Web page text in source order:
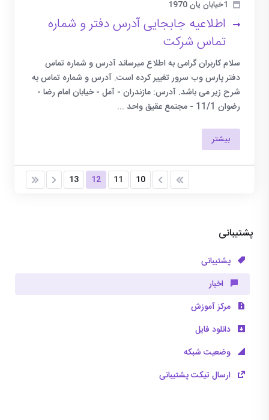
پشتیبانی
پشتیبانی
اخبار
مرکز آموزش
دانلود فایل
وضعیت شبکه
ارسال تیکت پشتیبانی
1خیابان یان 1970
اطلاعیه جابجایی آدرس دفتر و شماره
تماس شرکت
سلام کاربران گرامی به اطلاع میرساند آدرس و شماره تماس
دفتر پارس وب سرور تغییر کرده است. آدرس و شماره تماس به
شرح زیر می باشد. آدرس: مازندران - آمل - خیابان امام رضا -
رضوان 11/1 - مجتمع عقیق واحد ...
بیشتر
10
11
12
13